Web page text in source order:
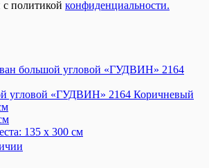
с политикой конфиденциальности.
угловой «ГУДВИН» 2164 Коричневый
135 x 300 см